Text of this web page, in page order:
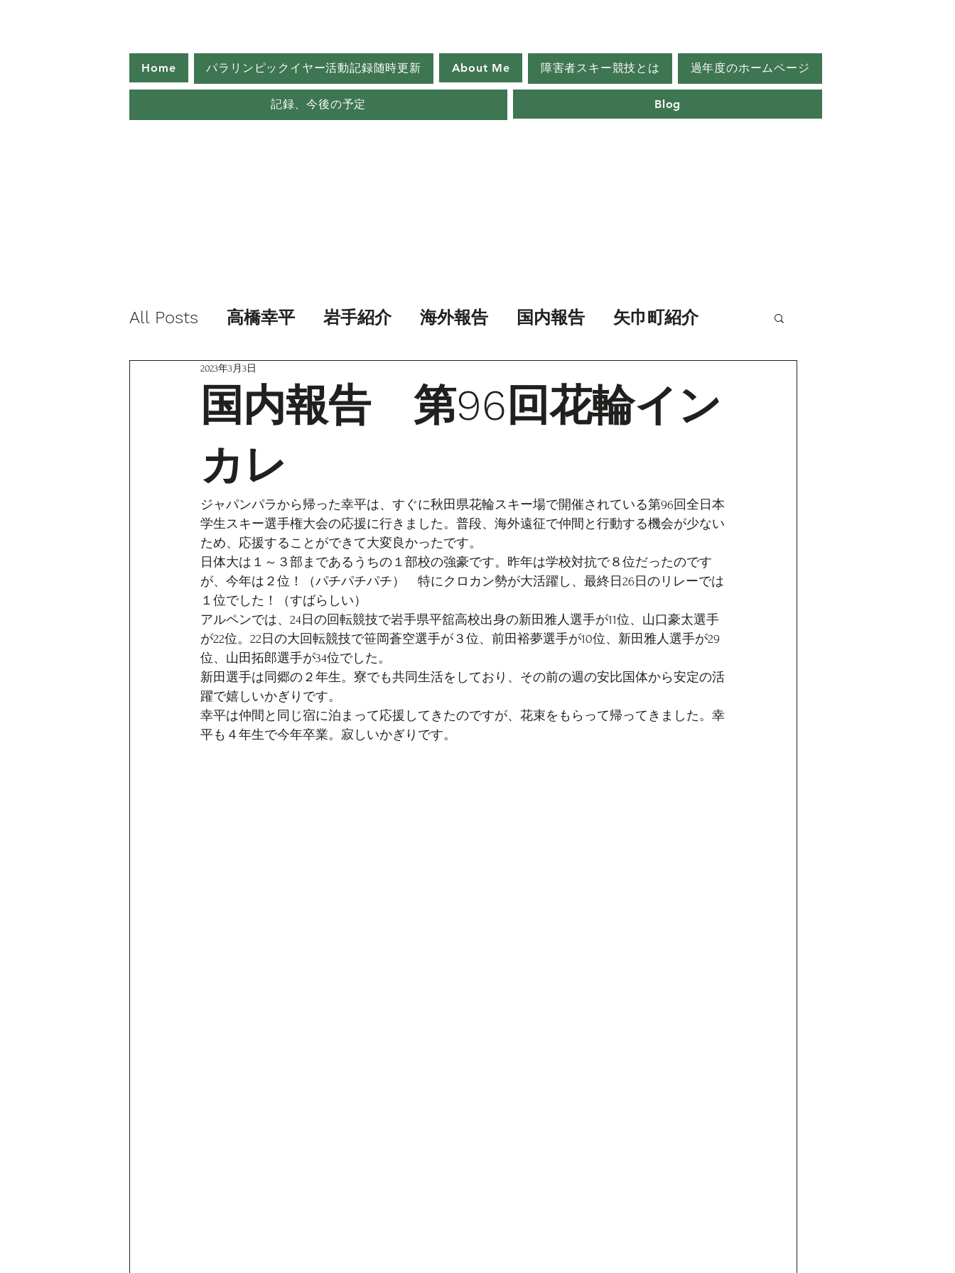
Home パラリンピックイヤー活動記録随時更新 About Me 障害者スキー競技とは 過年度のホームページ
記録、今後の予定 Blog
All Posts 高橋幸平 岩手紹介 海外報告 国内報告 矢巾町紹介
国内報告 第96回花輪イン
カレ
2023年3月3日
ジャパンパラから帰った幸平は、すぐに秋田県花輪スキー場で開催されている第96回全日本
学生スキー選手権大会の応援に行きました。普段、海外遠征で仲間と行動する機会が少ない
ため、応援することができて大変良かったです。
日体大は１～３部まであるうちの１部校の強豪です。昨年は学校対抗で８位だったのです
が、今年は２位！（パチパチパチ）　特にクロカン勢が大活躍し、最終日26日のリレーでは
１位でした！（すばらしい）
アルペンでは、24日の回転競技で岩手県平舘高校出身の新田雅人選手が11位、山口豪太選手
が22位。22日の大回転競技で笹岡蒼空選手が３位、前田裕夢選手が10位、新田雅人選手が29
位、山田拓郎選手が34位でした。
新田選手は同郷の２年生。寮でも共同生活をしており、その前の週の安比国体から安定の活
躍で嬉しいかぎりです。
幸平は仲間と同じ宿に泊まって応援してきたのですが、花束をもらって帰ってきました。幸
平も４年生で今年卒業。寂しいかぎりです。